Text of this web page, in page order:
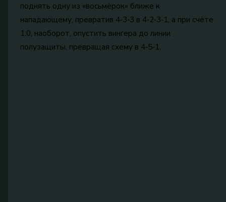
поднять одну из «восьмёрок» ближе к
нападающему, превратив 4‑3‑3 в 4‑2‑3‑1, а при счёте
1:0, наоборот, опустить вингера до линии
полузащиты, превращая схему в 4‑5‑1.